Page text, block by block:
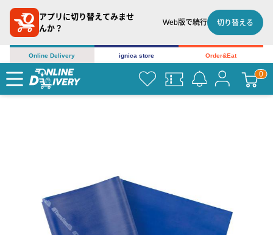
アプリに切り替えてみませ
んか？
Web版で続行 切り替える
Online Delivery ignica store Order&Eat